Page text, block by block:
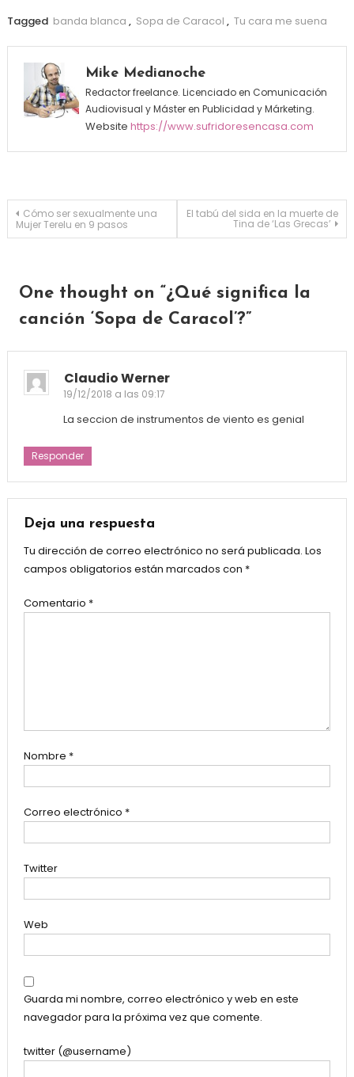
Tagged banda blanca , Sopa de Caracol , Tu cara me suena
Mike Medianoche
Redactor freelance. Licenciado en Comunicación
Audiovisual y Máster en Publicidad y Márketing.
Website https://www.sufridoresencasa.com
Navegación de entradas
Cómo ser sexualmente una
Mujer Terelu en 9 pasos
El tabú del sida en la muerte de
Tina de ‘Las Grecas’
One thought on “¿Qué significa la
canción ‘Sopa de Caracol’?”
Claudio Werner
19/12/2018 a las 09:17
La seccion de instrumentos de viento es genial
Responder
Deja una respuesta
Tu dirección de correo electrónico no será publicada. Los
campos obligatorios están marcados con *
Comentario *
Nombre *
Correo electrónico *
Twitter
Web
Guarda mi nombre, correo electrónico y web en este
navegador para la próxima vez que comente.
twitter (@username)